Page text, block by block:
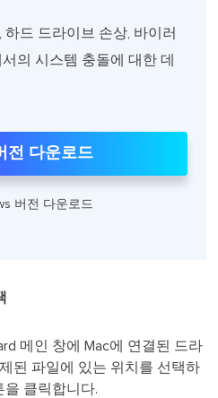
드 드라이브 손상, 바이러
의 시스템 충돌에 대한 데
전 다운로드
버전 다운로드
메인 창에 Mac에 연결된 드라
된 파일에 있는 위치를 선택하
을 클릭합니다.